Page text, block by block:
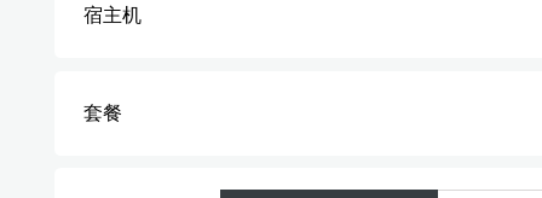
宿主机
套餐